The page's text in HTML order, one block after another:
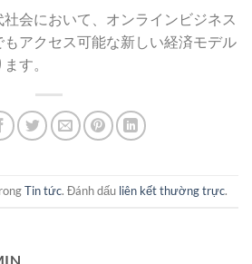
会において、オンラインビジネス
アクセス可能な新しい経済モデル
す。
Tin tức. Đánh dấu liên kết thường trực.